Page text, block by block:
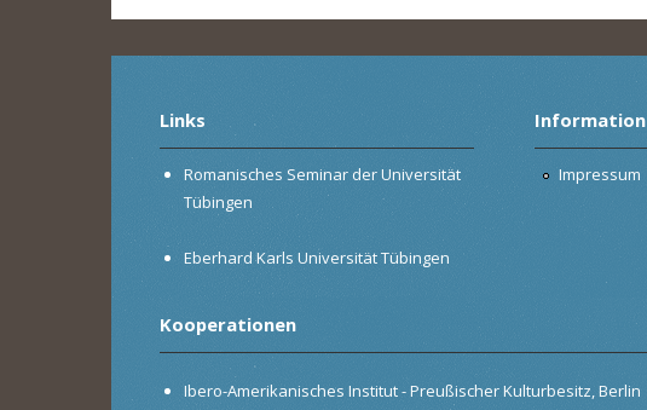
Links
Romanisches Seminar der Universität
Tübingen
Eberhard Karls Universität Tübingen
Information
Impressum
Kooperationen
Ibero-Amerikanisches Institut - Preußischer Kulturbesitz, Berlin